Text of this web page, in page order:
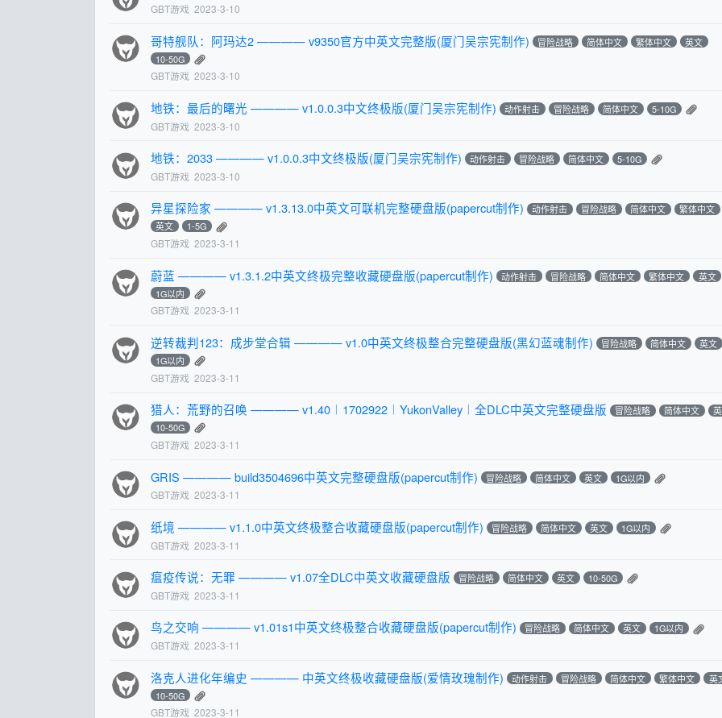
GBT游戏 2023-3-10
哥特舰队：阿玛达2 ———— v9350官方中英文完整版(厦门吴宗宪制作) 冒险战略 简体中文 繁体中文
英文
10-50G
GBT游戏 2023-3-10
地铁：最后的曙光 ———— v1.0.0.3中文终极版(厦门吴宗宪制作) 动作射击 冒险战略 简体中文 5-10G
GBT游戏 2023-3-10
地铁：2033 ———— v1.0.0.3中文终极版(厦门吴宗宪制作) 动作射击 冒险战略 简体中文 5-10G
GBT游戏 2023-3-10
异星探险家 ———— v1.3.13.0中英文可联机完整硬盘版(papercut制作) 动作射击 冒险战略 简体中文
繁体中文
英文
1-5G
GBT游戏 2023-3-11
蔚蓝 ———— v1.3.1.2中英文终极完整收藏硬盘版(papercut制作) 动作射击 冒险战略 简体中文 繁体中文
英文
1G以内
GBT游戏 2023-3-11
逆转裁判123：成步堂合辑 ———— v1.0中英文终极整合完整硬盘版(黑幻蓝魂制作) 冒险战略 简体中文
英文
1G以内
GBT游戏 2023-3-11
猎人：荒野的召唤 ———— v1.40︱1702922︱YukonValley︱全DLC中英文完整硬盘版 冒险战略 简体中文
10-50G
GBT游戏 2023-3-11
GRIS ———— build3504696中英文完整硬盘版(papercut制作) 冒险战略 简体中文 英文 1G以内
GBT游戏 2023-3-11
纸境 ———— v1.1.0中英文终极整合收藏硬盘版(papercut制作) 冒险战略 简体中文 英文 1G以内
GBT游戏 2023-3-11
瘟疫传说：无罪 ———— v1.07全DLC中英文收藏硬盘版 冒险战略 简体中文 英文 10-50G
GBT游戏 2023-3-11
鸟之交响 ———— v1.01s1中英文终极整合收藏硬盘版(papercut制作) 冒险战略 简体中文 英文 1G以内
GBT游戏 2023-3-11
洛克人进化年编史 ———— 中英文终极收藏硬盘版(爱情玫瑰制作) 动作射击 冒险战略 简体中文 繁体中文
英
10-50G
GBT游戏 2023-3-11